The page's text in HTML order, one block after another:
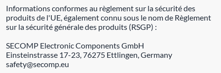
Informations conformes au règlement sur la sécurité des
produits de l'UE, également connu sous le nom de Règlement
sur la sécurité générale des produits (RSGP) :
SECOMP Electronic Components GmbH
Einsteinstrasse 17-23, 76275 Ettlingen, Germany
safety@secomp.eu